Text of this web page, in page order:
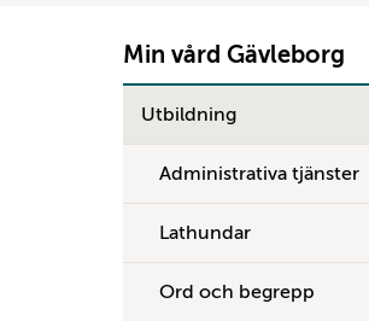
Min vård Gävleborg
Utbildning
Administrativa tjänster
Lathundar
Ord och begrepp